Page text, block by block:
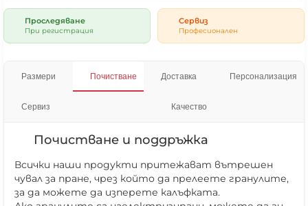
Проследяване
При регистрация
Сервиз
Професионален
Размери Почистване Доставка Персонализация
Сервиз Качество
Почистване и поддръжка
Всички наши продукти притежават вътрешен
чувал за пране, чрез който да прелеете гранулите,
за да можете да изперете калъфката.